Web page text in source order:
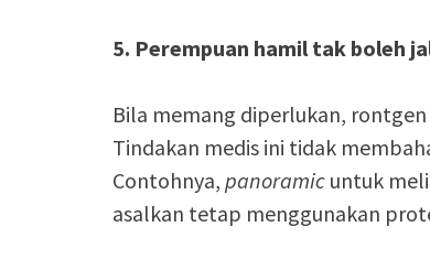
5. Perempuan hamil tak boleh
Bila memang diperlukan,
Tindakan medis ini tidak
Contohnya, panoramic untuk
asalkan tetap menggunakan